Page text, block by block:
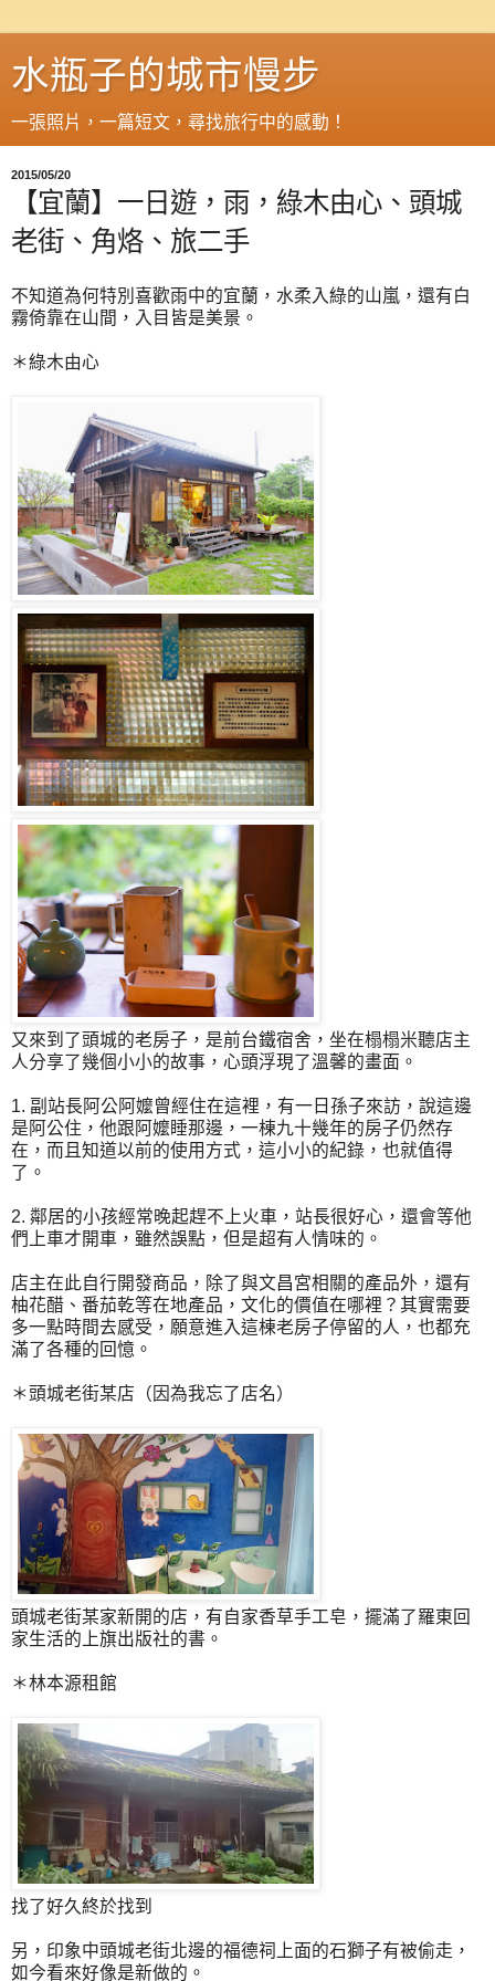
水瓶子的城市慢步
一張照片，一篇短文，尋找旅行中的感動！
2015/05/20
【宜蘭】一日遊，雨，綠木由心、頭城
老街、角烙、旅二手
不知道為何特別喜歡雨中的宜蘭，水柔入綠的山嵐，還有白
霧倚靠在山間，入目皆是美景。
＊綠木由心
又來到了頭城的老房子，是前台鐵宿舍，坐在榻榻米聽店主
人分享了幾個小小的故事，心頭浮現了溫馨的畫面。
1. 副站長阿公阿嬤曾經住在這裡，有一日孫子來訪，說這邊
是阿公住，他跟阿嬤睡那邊，一棟九十幾年的房子仍然存
在，而且知道以前的使用方式，這小小的紀錄，也就值得
了。
2. 鄰居的小孩經常晚起趕不上火車，站長很好心，還會等他
們上車才開車，雖然誤點，但是超有人情味的。
店主在此自行開發商品，除了與文昌宮相關的產品外，還有
柚花醋、番茄乾等在地產品，文化的價值在哪裡？其實需要
多一點時間去感受，願意進入這棟老房子停留的人，也都充
滿了各種的回憶。
＊頭城老街某店（因為我忘了店名）
頭城老街某家新開的店，有自家香草手工皂，擺滿了羅東回
家生活的上旗出版社的書。
＊林本源租館
找了好久終於找到
另，印象中頭城老街北邊的福德祠上面的石獅子有被偷走，
如今看來好像是新做的。